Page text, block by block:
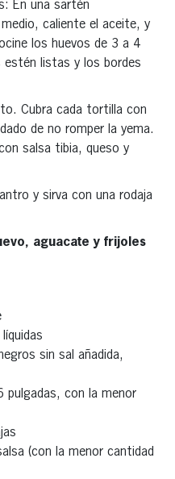
En una sartén
caliente el aceite, y
los huevos de 3 a 4
listas y los bordes
Cubra cada tortilla con
de no romper la yema.
salsa tibia, queso y
y sirva con una rodaja
aguacate y frijoles
sin sal añadida,
con la menor
(con la menor cantidad